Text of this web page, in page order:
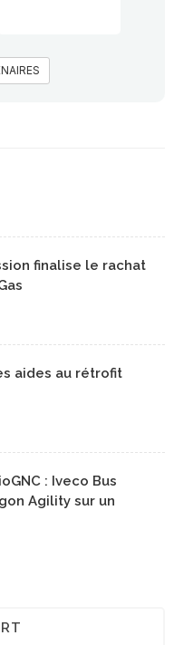
finalise le rachat
aides au rétrofit
: Iveco Bus
Agility sur un